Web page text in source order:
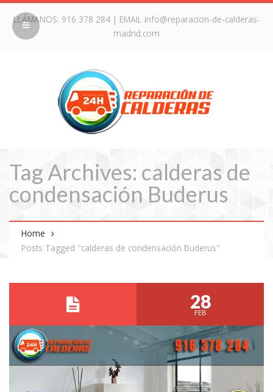
LLÁMANOS: 916 378 284| EMAIL info@reparacion-de-calderas-
madrid.com
Tag Archives: calderas de
condensación Buderus
Home
Posts Tagged "calderas de condensación Buderus"
28
FEB